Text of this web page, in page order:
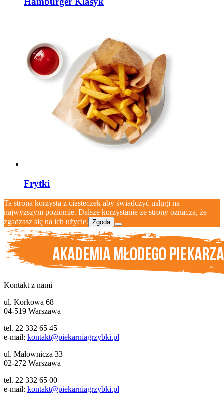
Frytki
Ta strona korzysta z ciasteczek aby świadczyć usługi na
najwyższym poziomie. Dalsze korzystanie ze strony oznacza, że
zgadzasz się na ich użycie. Zgoda
Kontakt z nami
ul. Korkowa 68
04-519 Warszawa
tel. 22 332 65 45
e-mail: kontakt@piekarniagrzybki.pl
ul. Malownicza 33
02-272 Warszawa
tel. 22 332 65 00
e-mail: kontakt@piekarniagrzybki.pl